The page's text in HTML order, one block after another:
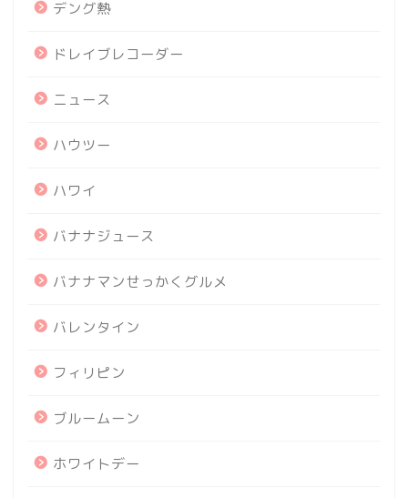
デング熱
ドレイブレコーダー
ニュース
ハウツー
ハワイ
バナナジュース
バナナマンせっかくグルメ
バレンタイン
フィリピン
ブルームーン
ホワイトデー